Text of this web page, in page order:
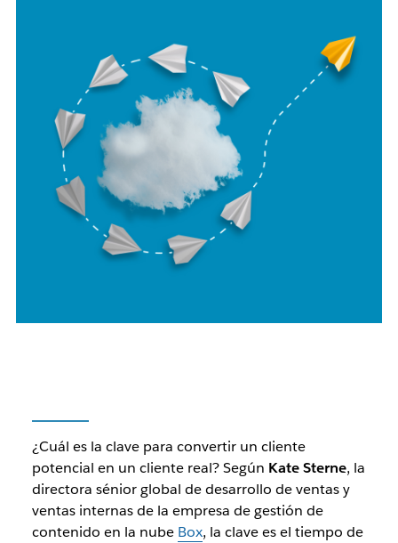
¿Cuál es la clave para convertir un cliente
potencial en un cliente real? Según Kate Sterne, la
directora sénior global de desarrollo de ventas y
ventas internas de la empresa de gestión de
contenido en la nube Box, la clave es el tiempo de